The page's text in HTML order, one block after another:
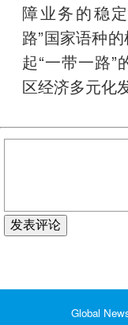
障业务的稳
路”国家语种
起“一带一路”
区经济多元化
发表评论
Global